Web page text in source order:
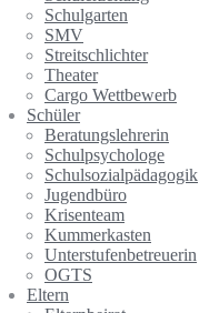
Schulgarten
SMV
Streitschlichter
Theater
Cargo Wettbewerb
Schüler
Beratungslehrerin
Schulpsychologe
Schulsozialpädagogik
Jugendbüro
Krisenteam
Kummerkasten
Unterstufenbetreuerin
OGTS
Eltern